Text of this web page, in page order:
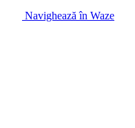
Navighează în Waze